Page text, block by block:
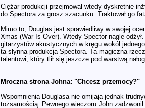
Ciężar produkcji przejmował wtedy dyskretnie
do Spectora za grosz szacunku. Traktował go
Mimo to, Douglas jest sprawiedliwy w swojej
Xmas (War Is Over). Wtedy Spector nagle
gitarzystów akustycznych w kręgu wokół
ta słynna produkcja Spectora. Ta magiczna
talentowi, który tlił się jeszcze pod warstwą
Mroczna strona Johna: "Chcesz przemocy?"
Wspomnienia Douglasa nie omijają jednak
tożsamością. Pewnego wieczoru John